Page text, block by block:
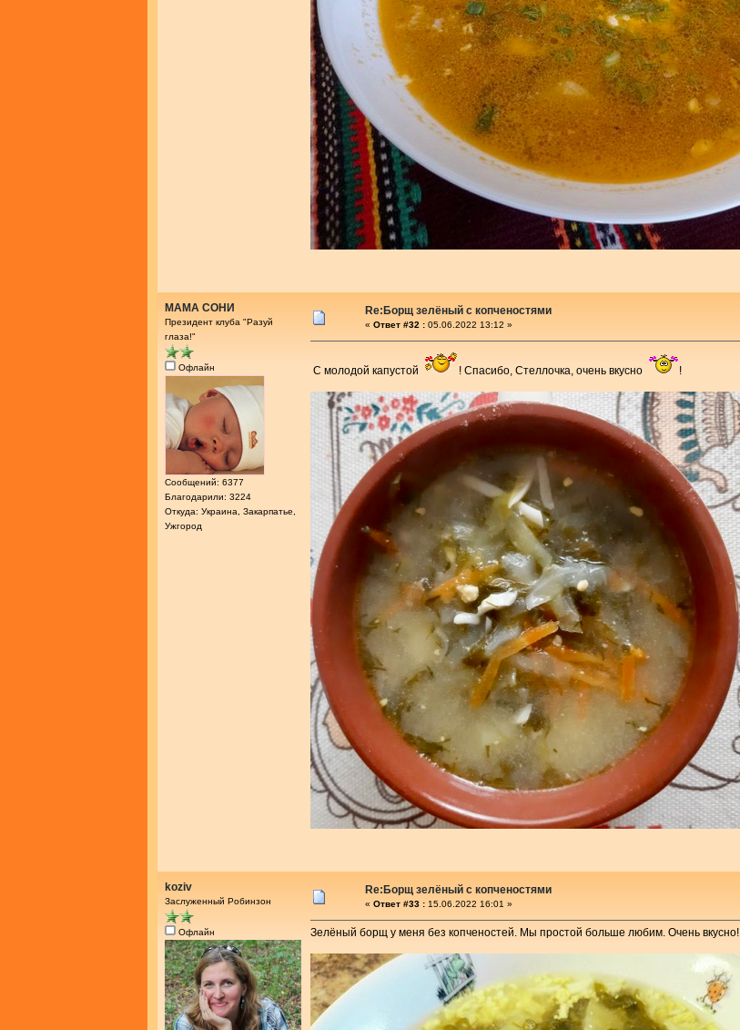
МАМА СОНИ
Президент клуба "Разуй
глаза!"
Офлайн
Сообщений: 6377
Благодарили: 3224
Откуда: Украина, Закарпатье,
Ужгород
Re:Борщ зелёный с копченостями
« Ответ #32 : 05.06.2022 13:12 »
С молодой капустой ! Спасибо, Стеллочка, очень вкусно !
koziv
Заслуженный Робинзон
Офлайн
Re:Борщ зелёный с копченостями
« Ответ #33 : 15.06.2022 16:01 »
Зелёный борщ у меня без копченостей. Мы простой больше любим. Очень вкусно!